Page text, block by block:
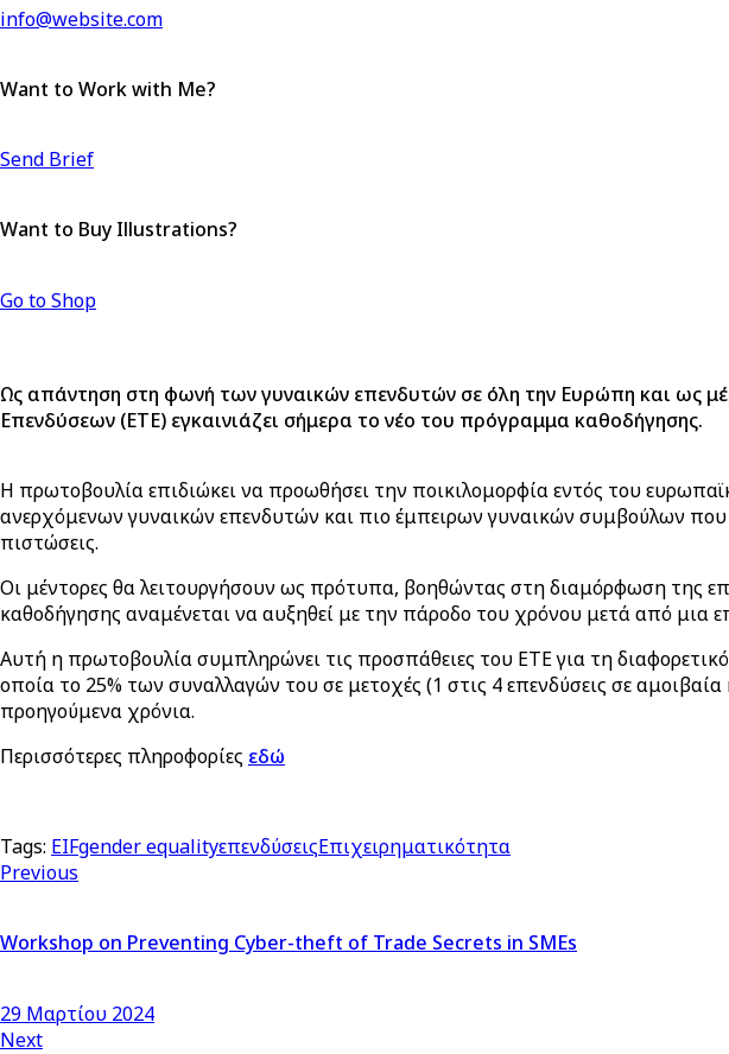
info@website.com
Want to Work with Me?
Send Brief
Want to Buy Illustrations?
Go to Shop
Ως απάντηση στη φωνή των γυναικών επενδυτών σε όλη την Ευρώπη και ως
Επενδύσεων (ΕΤΕ) εγκαινιάζει σήμερα το νέο του πρόγραμμα καθοδήγησης.
Η πρωτοβουλία επιδιώκει να προωθήσει την ποικιλομορφία εντός του
ανερχόμενων γυναικών επενδυτών και πιο έμπειρων γυναικών συμβούλων που
πιστώσεις.
Οι μέντορες θα λειτουργήσουν ως πρότυπα, βοηθώντας στη διαμόρφωση της
καθοδήγησης αναμένεται να αυξηθεί με την πάροδο του χρόνου μετά από μια
Αυτή η πρωτοβουλία συμπληρώνει τις προσπάθειες του ΕΤΕ για τη
οποία το 25% των συναλλαγών του σε μετοχές (1 στις 4 επενδύσεις σε
προηγούμενα χρόνια.
Περισσότερες πληροφορίες εδώ
Tags: EIFgender equalityεπενδύσειςΕπιχειρηματικότητα
Previous
Workshop on Preventing Cyber-theft of Trade Secrets in SMEs
29 Μαρτίου 2024
Next